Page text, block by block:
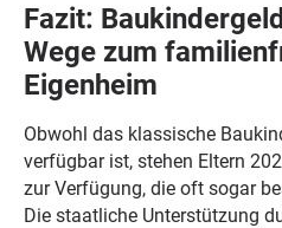
Fazit:
Wege zum
Eigenheim
Obwohl das klassische
verfügbar ist, stehen Eltern
zur Verfügung, die oft sogar
Die staatliche Unterstützung